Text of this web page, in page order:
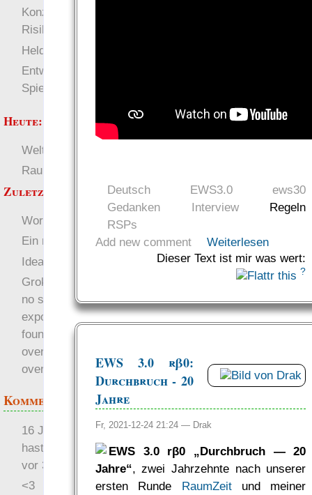
Deutsch EWS3.0
ews30
Gedanken
Interview
Regeln
RSPs
Add new comment
Weiterlesen
Dieser Text ist mir was wert:
?
EWS 3.0 rβ0:
Durchbruch - 20
Jahre
Fr, 2021-12-24 21:24 — Drak
EWS 3.0 rβ0 „Durchbruch — 20
Jahre“, zwei Jahrzehnte nach unserer
ersten Runde RaumZeitund meiner
Konzept für Schwächen:
Risiko
Heldendokument
Entwicklung von
Spielwelten
Heute:
Welten
RaumZeit
Zuletzt angezeigt:
Worte der Macht
Ein neuer Anfang
Ideas 2008
Groklaw: “There is now
no shield from forced
exposure…The
foundation of Groklaw is
over…the Internet is
over”
Kommentare
16 Jahre später: mist, du
hast Recht …
vor 31 Wochen 4 Tage
<3